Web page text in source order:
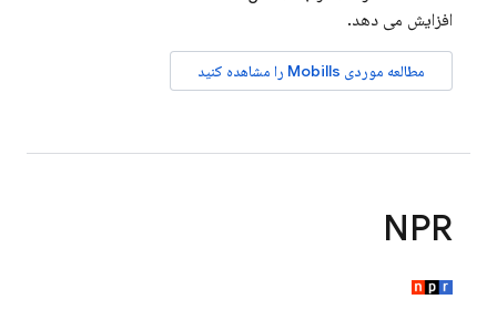
افزایش می دهد.
مطالعه موردی Mobills را مشاهده کنید
NPR